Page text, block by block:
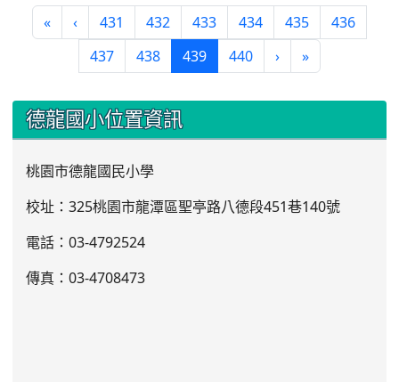
« ‹ 431 432 433 434 435
436
437
438 439(current)
440 › »
::: 德龍國小位置資訊
桃園市德龍國民小學
校址：325桃園市龍潭區聖亭路八德段451巷140號
電話：03-4792524
傳真：03-4708473